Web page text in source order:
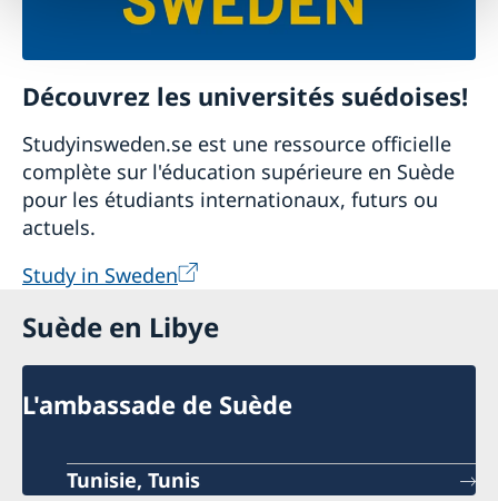
Découvrez les universités suédoises!
Studyinsweden.se est une ressource officielle
complète sur l'éducation supérieure en Suède
pour les étudiants internationaux, futurs ou
actuels.
Study in Sweden
Suède en Libye
L'ambassade de Suède
Tunisie, Tunis